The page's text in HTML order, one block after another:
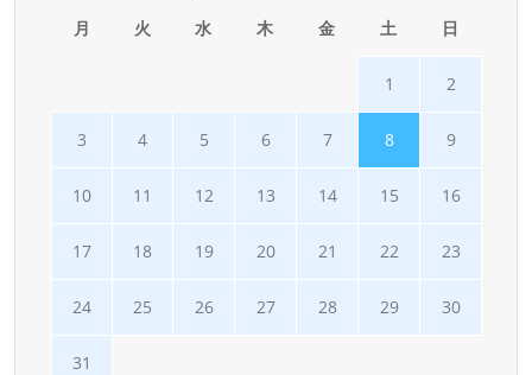
月 火 水 木 金 土 日
1 2
3 4 5 6 7 8 9
10 11 12 13 14 15 16
17 18 19 20 21 22 23
24 25 26 27 28 29 30
31